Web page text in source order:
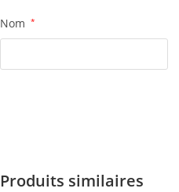
Nom *
Produits similaires